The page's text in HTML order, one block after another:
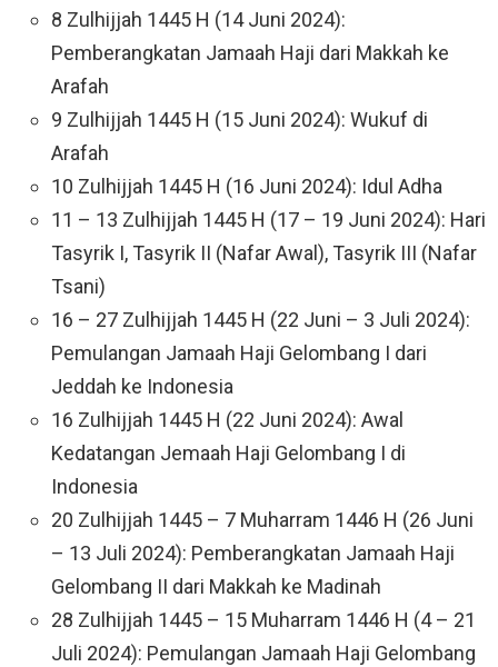
8 Zulhijjah 1445 H (14 Juni 2024):
Pemberangkatan Jamaah Haji dari Makkah ke
Arafah
9 Zulhijjah 1445 H (15 Juni 2024): Wukuf di
Arafah
10 Zulhijjah 1445 H (16 Juni 2024): Idul Adha
11 – 13 Zulhijjah 1445 H (17 – 19 Juni 2024): Hari
Tasyrik I, Tasyrik II (Nafar Awal), Tasyrik III (Nafar
Tsani)
16 – 27 Zulhijjah 1445 H (22 Juni – 3 Juli 2024):
Pemulangan Jamaah Haji Gelombang I dari
Jeddah ke Indonesia
16 Zulhijjah 1445 H (22 Juni 2024): Awal
Kedatangan Jemaah Haji Gelombang I di
Indonesia
20 Zulhijjah 1445 – 7 Muharram 1446 H (26 Juni
– 13 Juli 2024): Pemberangkatan Jamaah Haji
Gelombang II dari Makkah ke Madinah
28 Zulhijjah 1445 – 15 Muharram 1446 H (4 – 21
Juli 2024): Pemulangan Jamaah Haji Gelombang